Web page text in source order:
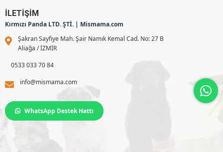
İLETİŞİM
Kırmızı Panda LTD. ŞTİ. | Mismama.com
Şakran Sayfiye Mah. Şair Namık Kemal Cad. No: 27 B
Aliağa / İZMİR
0533 033 70 84
info@mismama.com
WhatsApp Destek Hattı